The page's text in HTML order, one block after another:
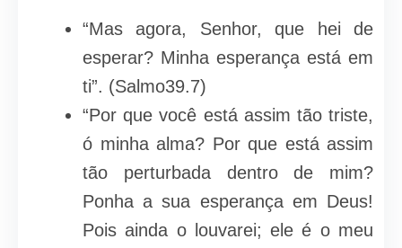
“Mas agora, Senhor, que hei de
esperar? Minha esperança está em
ti”. (Salmo39.7)
“Por que você está assim tão triste,
ó minha alma? Por que está assim
tão perturbada dentro de mim?
Ponha a sua esperança em Deus!
Pois ainda o louvarei; ele é o meu